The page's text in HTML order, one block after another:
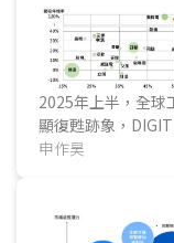
旗艦級產品的規格
流現象，其中較
電成熟製程，而偏
願意冒險採用三星
2025年上半，全球
顯復甦跡象，
營收規模達新台幣
申作昊